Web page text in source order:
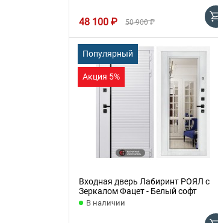
48 100 ₽ 50 900 ₽
Популярный
Акция 5%
Входная дверь Лабиринт РОЯЛ с
Зеркалом Фацет - Белый софт
В наличии